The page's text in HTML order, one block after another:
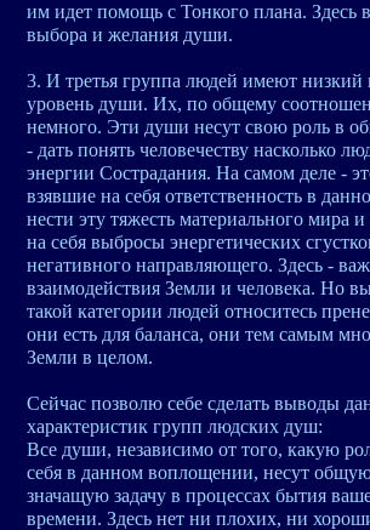
им идет помощь с Тонкого плана. Здесь
выбора и желания души.
3. И третья группа людей имеют низкий
уровень души. Их, по общему
немного. Эти души несут свою роль в
- дать понять человечеству насколько
энергии Сострадания. На самом деле -
взявшие на себя ответственность в
нести эту тяжесть материального мира
на себя выбросы энергетических
негативного направляющего. Здесь -
взаимодействия Земли и человека. Но
такой категории людей относитесь
они есть для баланса, они тем самым
Земли в целом.
Сейчас позволю себе сделать выводы
характеристик групп людских душ:
Все души, независимо от того, какую
себя в данном воплощении, несут
значащую задачу в процессах бытия
времени. Здесь нет ни плохих, ни